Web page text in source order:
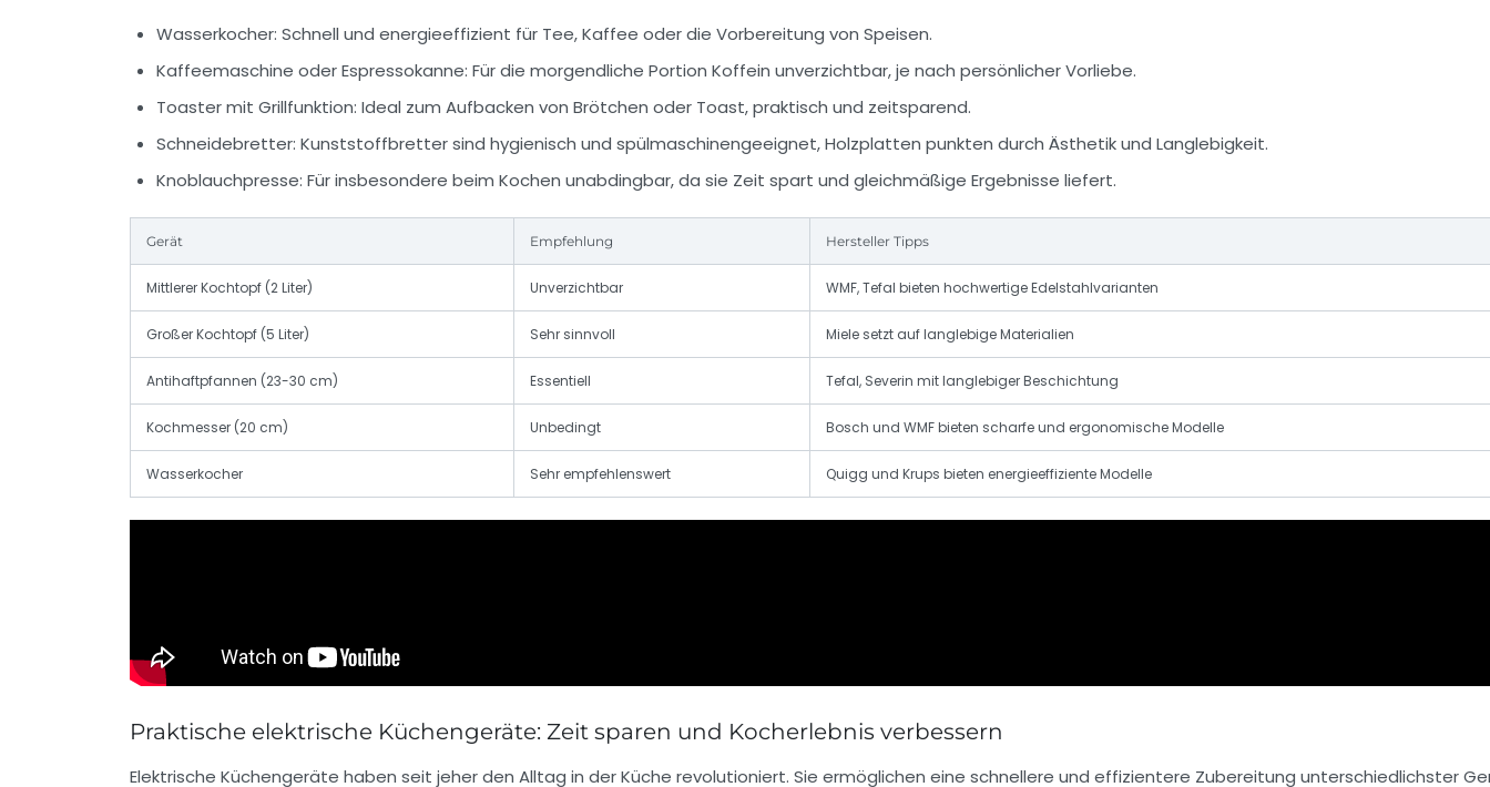
Wasserkocher: Schnell und energieeffizient für Tee, Kaffee oder die Vorbereitung von Speisen.
Kaffeemaschine oder Espressokanne: Für die morgendliche Portion Koffein unverzichtbar, je nach persönlicher Vorliebe.
Toaster mit Grillfunktion: Ideal zum Aufbacken von Brötchen oder Toast, praktisch und zeitsparend.
Schneidebretter: Kunststoffbretter sind hygienisch und spülmaschinengeeignet, Holzplatten punkten durch Ästhetik und Langlebigkeit.
Knoblauchpresse: Für insbesondere beim Kochen unabdingbar, da sie Zeit spart und gleichmäßige Ergebnisse liefert.
Gerät Empfehlung Hersteller Tipps
Mittlerer Kochtopf (2 Liter) Unverzichtbar WMF, Tefal bieten hochwertige Edelstahlvarianten
Großer Kochtopf (5 Liter) Sehr sinnvoll Miele setzt auf langlebige Materialien
Antihaftpfannen (23-30 cm) Essentiell Tefal, Severin mit langlebiger Beschichtung
Kochmesser (20 cm) Unbedingt Bosch und WMF bieten scharfe und ergonomische Modelle
Wasserkocher Sehr empfehlenswert Quigg und Krups bieten energieeffiziente Modelle
Praktische elektrische Küchengeräte: Zeit sparen und Kocherlebnis verbessern
Elektrische Küchengeräte haben seit jeher den Alltag in der Küche revolutioniert. Sie ermöglichen eine schnellere und effizientere Zubereitung unterschiedlichster